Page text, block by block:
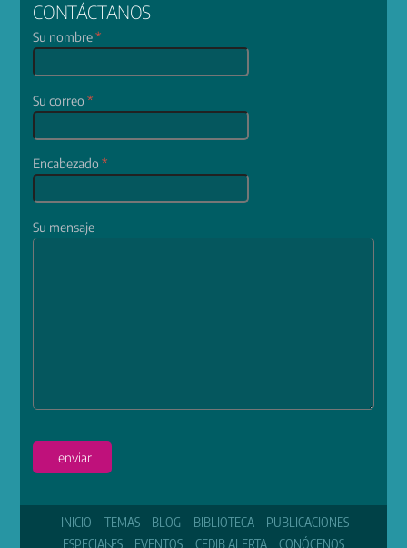
CONTÁCTANOS
Su nombre*
Su correo*
Encabezado*
Su mensaje
enviar
INICIO TEMAS BLOG BIBLIOTECA
PUBLICACIONES
ESPECIALES
EVENTOS CEDIB ALERTA CONÓCENOS